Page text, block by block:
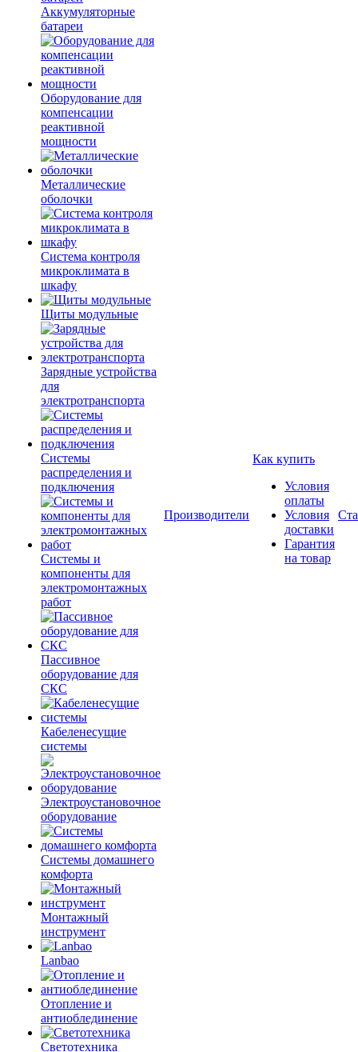
Аккумуляторные
батареи
Оборудование для
компенсации
реактивной
мощности
Металлические
оболочки
Система контроля
микроклимата в
шкафу
Щиты модульные
Зарядные устройства
для
электротранспорта
Системы
распределения и
подключения
Системы и
компоненты для
электромонтажных
работ
Пассивное
оборудование для
СКС
Кабеленесущие
системы
Электроустановочное
оборудование
Системы домашнего
комфорта
Монтажный
инструмент
Lanbao
Отопление и
антиоблединение
Светотехника
Производители
Как купить
Условия
оплаты
Условия
доставки
Гарантия
на товар